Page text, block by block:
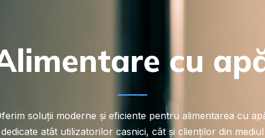
cu
soluții moderne și eficiente pentru alimentarea cu
dedicate atât utilizatorilor casnici, cât și clienților din mediul